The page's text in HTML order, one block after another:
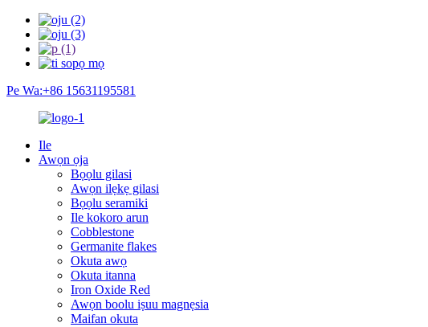
Pe Wa:+86 15631195581
Ile
Awọn ọja
Bọọlu gilasi
Awọn ilẹkẹ gilasi
Bọọlu seramiki
Ile kokoro arun
Cobblestone
Germanite flakes
Okuta awọ
Okuta itanna
Iron Oxide Red
Awọn boolu iṣuu magnẹsia
Maifan okuta